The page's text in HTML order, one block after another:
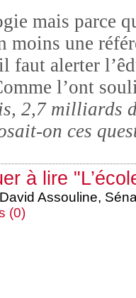
mais parce
moins une
faut alerter
l’ont
2,7 milliards
on ces
à lire
Assouline,
(0)